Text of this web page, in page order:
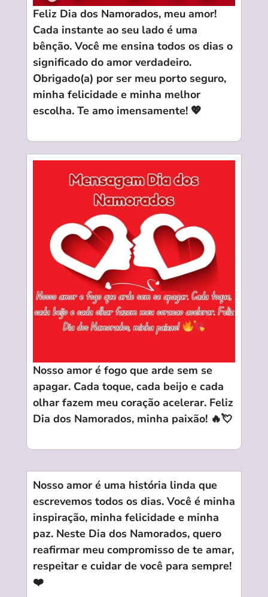
Feliz Dia dos Namorados, meu amor!
Cada instante ao seu lado é uma
bênção. Você me ensina todos os dias o
significado do amor verdadeiro.
Obrigado(a) por ser meu porto seguro,
minha felicidade e minha melhor
escolha. Te amo imensamente! 💖
Nosso amor é fogo que arde sem se
apagar. Cada toque, cada beijo e cada
olhar fazem meu coração acelerar. Feliz
Dia dos Namorados, minha paixão! 🔥💘
Nosso amor é uma história linda que
escrevemos todos os dias. Você é minha
inspiração, minha felicidade e minha
paz. Neste Dia dos Namorados, quero
reafirmar meu compromisso de te amar,
respeitar e cuidar de você para sempre!
❤️